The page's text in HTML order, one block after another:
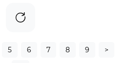
5 6 7 8 9 >